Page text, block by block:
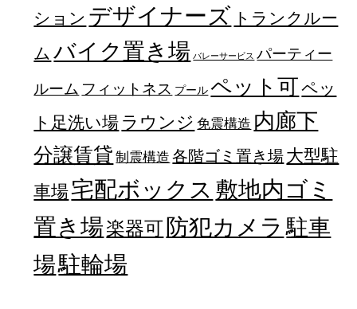
ション デザイナーズ トランクルー
ム バイク置き場 バレーサービス パーティー
ルーム フィットネス プール ペット可ペッ
ト足洗い場 ラウンジ 免震構造 内廊下
分譲賃貸 制震構造 各階ゴミ置き場大型駐
車場宅配ボックス 敷地内ゴミ
置き場楽器可防犯カメラ 駐車
場駐輪場